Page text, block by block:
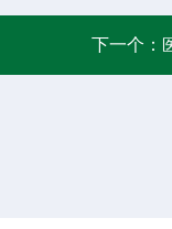
下一个：